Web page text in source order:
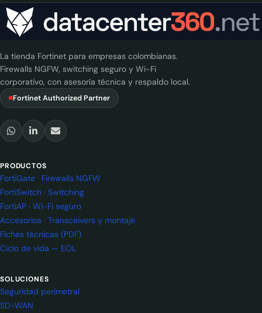
La tienda Fortinet para empresas colombianas.
Firewalls NGFW, switching seguro y Wi-Fi
corporativo, con asesoría técnica y respaldo local.
Fortinet Authorized Partner
PRODUCTOS
FortiGate · Firewalls NGFW
FortiSwitch · Switching
FortiAP · Wi-Fi seguro
Accesorios · Transceivers y montaje
Fichas técnicas (PDF)
Ciclo de vida — EOL
SOLUCIONES
Seguridad perimetral
SD-WAN